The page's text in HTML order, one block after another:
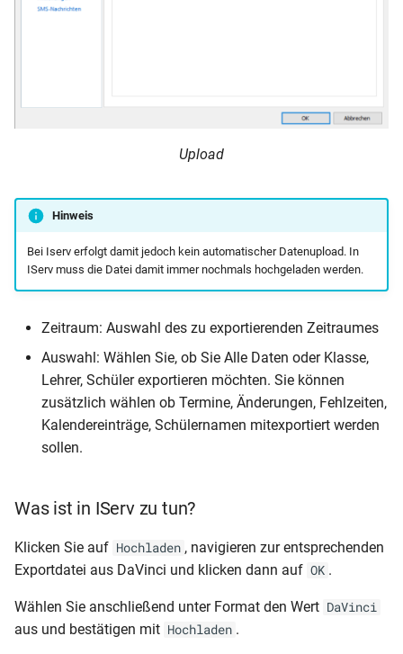
Upload
Hinweis
Bei Iserv erfolgt damit jedoch kein automatischer Datenupload. In
IServ muss die Datei damit immer nochmals hochgeladen werden.
Zeitraum: Auswahl des zu exportierenden Zeitraumes
Auswahl: Wählen Sie, ob Sie Alle Daten oder Klasse,
Lehrer, Schüler exportieren möchten. Sie können
zusätzlich wählen ob Termine, Änderungen, Fehlzeiten,
Kalendereinträge, Schülernamen mitexportiert werden
sollen.
Was ist in IServ zu tun?
Klicken Sie auf Hochladen , navigieren zur entsprechenden
Exportdatei aus DaVinci und klicken dann auf OK .
Wählen Sie anschließend unter Format den Wert DaVinci
aus und bestätigen mit Hochladen .